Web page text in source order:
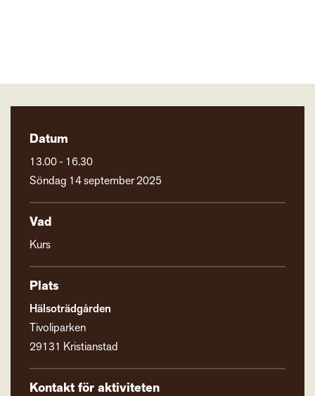
Datum
13.00 - 16.30
Söndag 14 september 2025
Vad
Kurs
Plats
Hälsoträdgården
Tivoliparken
29131 Kristianstad
Kontakt för aktiviteten